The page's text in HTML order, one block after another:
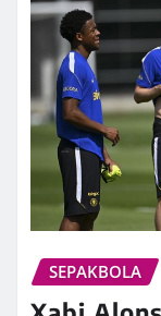
SEPAKBOLA